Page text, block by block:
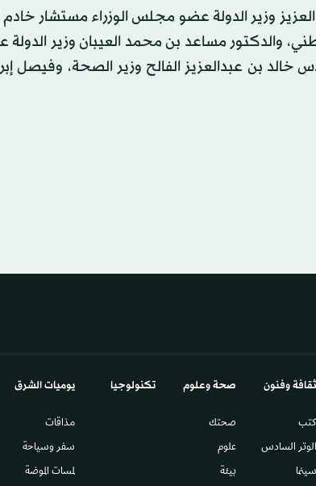
وزير الدولة عضو مجلس الوزراء مستشار خادم
والدكتور مساعد بن محمد العيبان وزير
خالد بن عبدالعزيز الفالح وزير الصحة، وفيصل
ثقافة وفنون
كتب
الوتر السادس​
سينما
صحة وعلوم
صحتك
علوم
بيئة
تكنولوجيا يوميات الشرق​
مذاقات
سفر وسياحة
لمسات الموضة